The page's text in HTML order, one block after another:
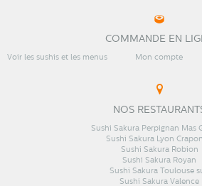
COMMANDE EN
Voir les sushis et les menus Mon compte
NOS
Sushi Sakura Perpignan Mas
Sushi Sakura Lyon
Sushi Sakura Robion
Sushi Sakura Royan
Sushi Sakura Toulouse
Sushi Sakura Valence